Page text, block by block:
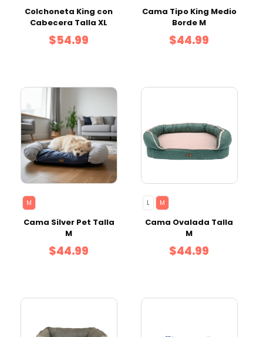
Colchoneta King con
Cabecera Talla XL
$54.99
Cama Tipo King Medio
Borde M
$44.99
M
Cama Silver Pet Talla
M
$44.99
L M
Cama Ovalada Talla
M
$44.99